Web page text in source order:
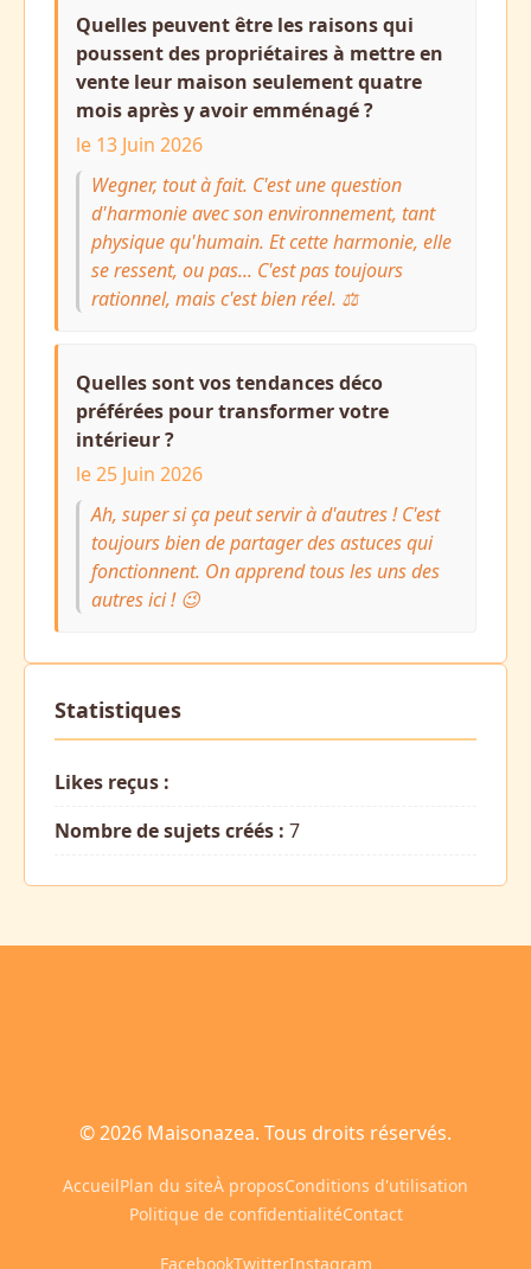
Quelles peuvent être les raisons qui
poussent des propriétaires à mettre en
vente leur maison seulement quatre
mois après y avoir emménagé ?
le 13 Juin 2026
Wegner, tout à fait. C'est une question
d'harmonie avec son environnement, tant
physique qu'humain. Et cette harmonie, elle
se ressent, ou pas... C'est pas toujours
rationnel, mais c'est bien réel. ⚖️
Quelles sont vos tendances déco
préférées pour transformer votre
intérieur ?
le 25 Juin 2026
Ah, super si ça peut servir à d'autres ! C'est
toujours bien de partager des astuces qui
fonctionnent. On apprend tous les uns des
autres ici ! 😉
Statistiques
Likes reçus :
Nombre de sujets créés : 7
© 2026 Maisonazea. Tous droits réservés.
AccueilPlan du siteÀ proposConditions d'utilisation
Politique de confidentialitéContact
FacebookTwitterInstagram